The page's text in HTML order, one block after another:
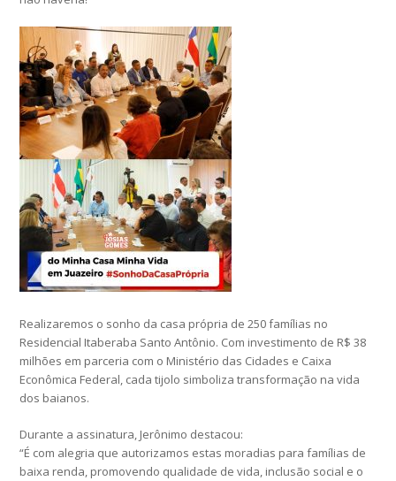
Realizaremos o sonho da casa própria de 250 famílias no
Residencial Itaberaba Santo Antônio. Com investimento de R$ 38
milhões em parceria com o Ministério das Cidades e Caixa
Econômica Federal, cada tijolo simboliza transformação na vida
dos baianos.
Durante a assinatura, Jerônimo destacou:
“É com alegria que autorizamos estas moradias para famílias de
baixa renda, promovendo qualidade de vida, inclusão social e o